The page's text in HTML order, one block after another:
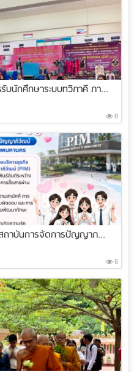
บนักศึกษาระบบทวิภาคี ภา...
8
ถาบันการจัดการปัญญาภ...
6